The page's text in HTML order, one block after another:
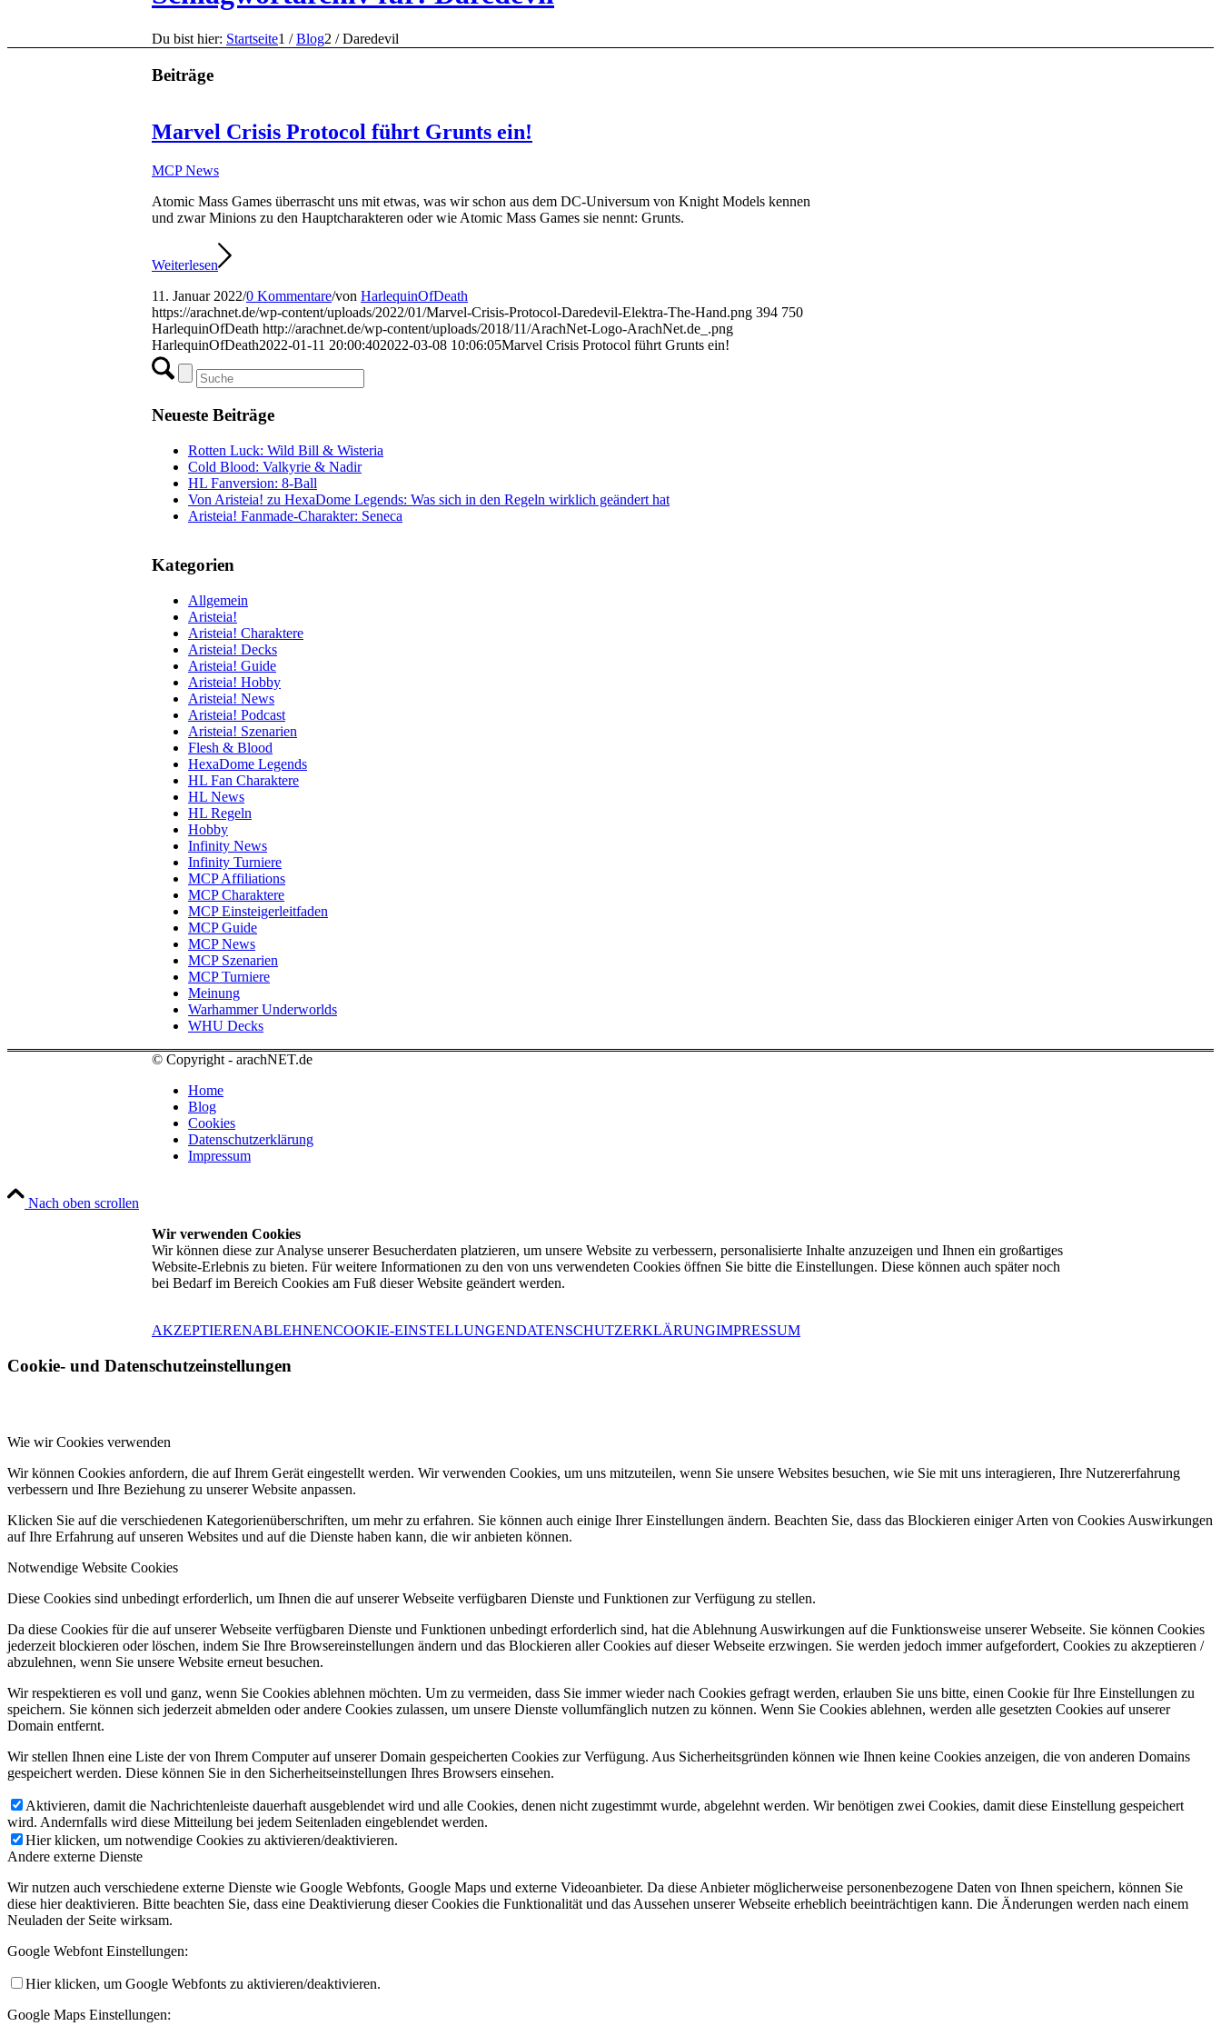
Du bist hier: Startseite1 / Blog2 / Daredevil
Beiträge
Marvel Crisis Protocol führt Grunts ein!
MCP News
Atomic Mass Games überrascht uns mit etwas, was wir schon aus dem DC-Universum von Knight Models kennen
und zwar Minions zu den Hauptcharakteren oder wie Atomic Mass Games sie nennt: Grunts.
Weiterlesen
11. Januar 2022/0 Kommentare/von HarlequinOfDeath
https://arachnet.de/wp-content/uploads/2022/01/Marvel-Crisis-Protocol-Daredevil-Elektra-The-Hand.png 394 750
HarlequinOfDeath http://arachnet.de/wp-content/uploads/2018/11/ArachNet-Logo-ArachNet.de_.png
HarlequinOfDeath2022-01-11 20:00:402022-03-08 10:06:05Marvel Crisis Protocol führt Grunts ein!
Neueste Beiträge
Rotten Luck: Wild Bill & Wisteria
Cold Blood: Valkyrie & Nadir
HL Fanversion: 8-Ball
Von Aristeia! zu HexaDome Legends: Was sich in den Regeln wirklich geändert hat
Aristeia! Fanmade-Charakter: Seneca
Kategorien
Allgemein
Aristeia!
Aristeia! Charaktere
Aristeia! Decks
Aristeia! Guide
Aristeia! Hobby
Aristeia! News
Aristeia! Podcast
Aristeia! Szenarien
Flesh & Blood
HexaDome Legends
HL Fan Charaktere
HL News
HL Regeln
Hobby
Infinity News
Infinity Turniere
MCP Affiliations
MCP Charaktere
MCP Einsteigerleitfaden
MCP Guide
MCP News
MCP Szenarien
MCP Turniere
Meinung
Warhammer Underworlds
WHU Decks
© Copyright - arachNET.de
Home
Blog
Cookies
Datenschutzerklärung
Impressum
Nach oben scrollen
Wir verwenden Cookies
Wir können diese zur Analyse unserer Besucherdaten platzieren, um unsere Website zu verbessern, personalisierte Inhalte anzuzeigen und Ihnen ein großartiges
Website-Erlebnis zu bieten. Für weitere Informationen zu den von uns verwendeten Cookies öffnen Sie bitte die Einstellungen. Diese können auch später noch
bei Bedarf im Bereich Cookies am Fuß dieser Website geändert werden.
AKZEPTIERENABLEHNENCOOKIE-EINSTELLUNGENDATENSCHUTZERKLÄRUNGIMPRESSUM
Cookie- und Datenschutzeinstellungen
Wie wir Cookies verwenden
Wir können Cookies anfordern, die auf Ihrem Gerät eingestellt werden. Wir verwenden Cookies, um uns mitzuteilen, wenn Sie unsere Websites besuchen, wie Sie mit uns interagieren, Ihre Nutzererfahrung
verbessern und Ihre Beziehung zu unserer Website anpassen.
Klicken Sie auf die verschiedenen Kategorienüberschriften, um mehr zu erfahren. Sie können auch einige Ihrer Einstellungen ändern. Beachten Sie, dass das Blockieren einiger Arten von Cookies Auswirkungen
auf Ihre Erfahrung auf unseren Websites und auf die Dienste haben kann, die wir anbieten können.
Notwendige Website Cookies
Diese Cookies sind unbedingt erforderlich, um Ihnen die auf unserer Webseite verfügbaren Dienste und Funktionen zur Verfügung zu stellen.
Da diese Cookies für die auf unserer Webseite verfügbaren Dienste und Funktionen unbedingt erforderlich sind, hat die Ablehnung Auswirkungen auf die Funktionsweise unserer Webseite. Sie können Cookies
jederzeit blockieren oder löschen, indem Sie Ihre Browsereinstellungen ändern und das Blockieren aller Cookies auf dieser Webseite erzwingen. Sie werden jedoch immer aufgefordert, Cookies zu akzeptieren /
abzulehnen, wenn Sie unsere Website erneut besuchen.
Wir respektieren es voll und ganz, wenn Sie Cookies ablehnen möchten. Um zu vermeiden, dass Sie immer wieder nach Cookies gefragt werden, erlauben Sie uns bitte, einen Cookie für Ihre Einstellungen zu
speichern. Sie können sich jederzeit abmelden oder andere Cookies zulassen, um unsere Dienste vollumfänglich nutzen zu können. Wenn Sie Cookies ablehnen, werden alle gesetzten Cookies auf unserer
Domain entfernt.
Wir stellen Ihnen eine Liste der von Ihrem Computer auf unserer Domain gespeicherten Cookies zur Verfügung. Aus Sicherheitsgründen können wie Ihnen keine Cookies anzeigen, die von anderen Domains
gespeichert werden. Diese können Sie in den Sicherheitseinstellungen Ihres Browsers einsehen.
Aktivieren, damit die Nachrichtenleiste dauerhaft ausgeblendet wird und alle Cookies, denen nicht zugestimmt wurde, abgelehnt werden. Wir benötigen zwei Cookies, damit diese Einstellung gespeichert
wird. Andernfalls wird diese Mitteilung bei jedem Seitenladen eingeblendet werden.
Hier klicken, um notwendige Cookies zu aktivieren/deaktivieren.
Andere externe Dienste
Wir nutzen auch verschiedene externe Dienste wie Google Webfonts, Google Maps und externe Videoanbieter. Da diese Anbieter möglicherweise personenbezogene Daten von Ihnen speichern, können Sie
diese hier deaktivieren. Bitte beachten Sie, dass eine Deaktivierung dieser Cookies die Funktionalität und das Aussehen unserer Webseite erheblich beeinträchtigen kann. Die Änderungen werden nach einem
Neuladen der Seite wirksam.
Google Webfont Einstellungen:
Hier klicken, um Google Webfonts zu aktivieren/deaktivieren.
Google Maps Einstellungen: